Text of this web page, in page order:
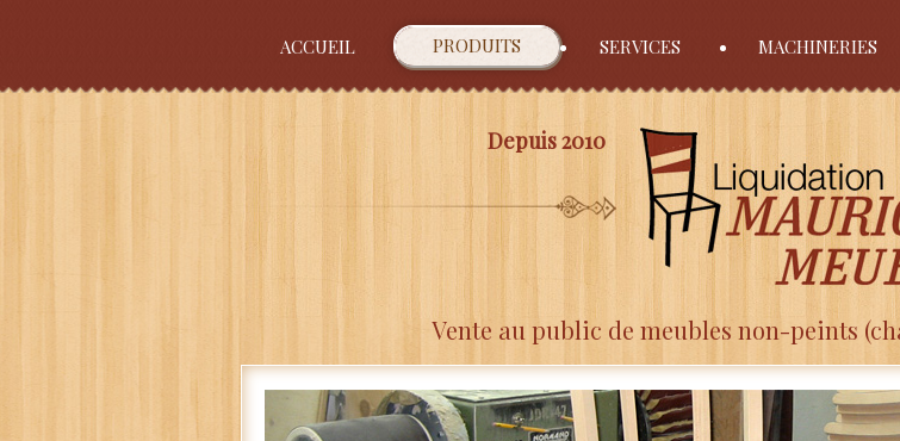
ACCUEIL PRODUITS SERVICES MACHINERIES
Depuis 2010
Vente au public de meubles non-peints